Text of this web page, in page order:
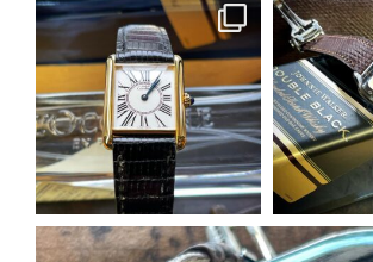
earnest_by_castplanning
5月 14
earnest_by_castplanning